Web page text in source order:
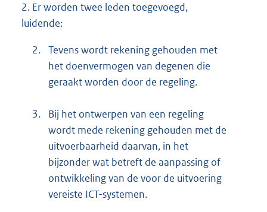
2. Er worden twee leden toegevoegd,
luidende:
2. Tevens wordt rekening gehouden met
het doenvermogen van degenen die
geraakt worden door de regeling.
3.
Bij het ontwerpen van een regeling
wordt mede rekening gehouden met de
uitvoerbaarheid daarvan, in het
bijzonder wat betreft de aanpassing of
ontwikkeling van de voor de uitvoering
vereiste ICT-systemen.